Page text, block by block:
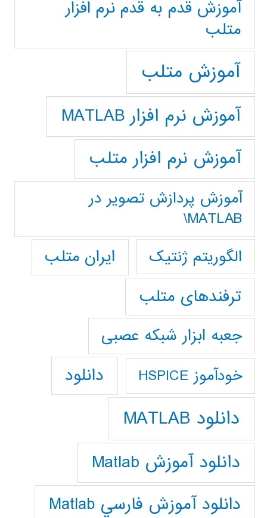
آموزش قدم به قدم نرم افزار
متلب
آموزش متلب
آموزش نرم افزار MATLAB
آموزش نرم افزار متلب
آموزش پردازش تصوير در
MATLAB\
الگوریتم ژنتیک
ایران متلب
ترفندهای متلب
جعبه ابزار شبکه عصبی
خودآموز HSPICE دانلود
دانلود MATLAB
دانلود آموزش Matlab
دانلود آموزش فارسي Matlab